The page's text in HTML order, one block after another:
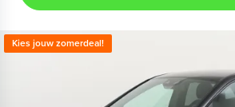
Kies jouw zomerdeal!